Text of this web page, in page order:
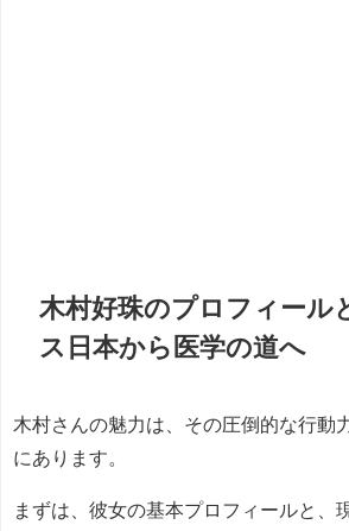
木村好珠のプロフィール
ス日本から医学の道へ
木村さんの魅力は、その圧倒的な行動
にあります。
まずは、彼女の基本プロフィールと、